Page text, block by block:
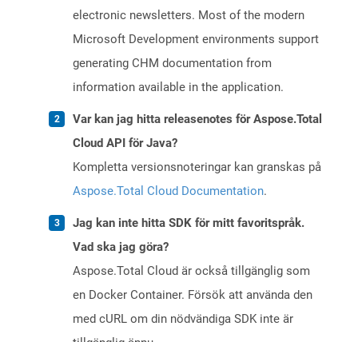
electronic newsletters. Most of the modern
Microsoft Development environments support
generating CHM documentation from
information available in the application.
Var kan jag hitta releasenotes för Aspose.Total
Cloud API för Java?
Kompletta versionsnoteringar kan granskas på
Aspose.Total Cloud Documentation.
Jag kan inte hitta SDK för mitt favoritspråk.
Vad ska jag göra?
Aspose.Total Cloud är också tillgänglig som
en Docker Container. Försök att använda den
med cURL om din nödvändiga SDK inte är